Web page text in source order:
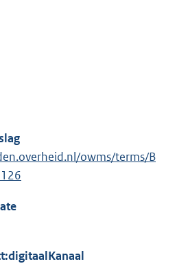
owms/terms/B